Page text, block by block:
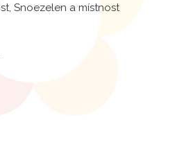
Snoezelen a místnost